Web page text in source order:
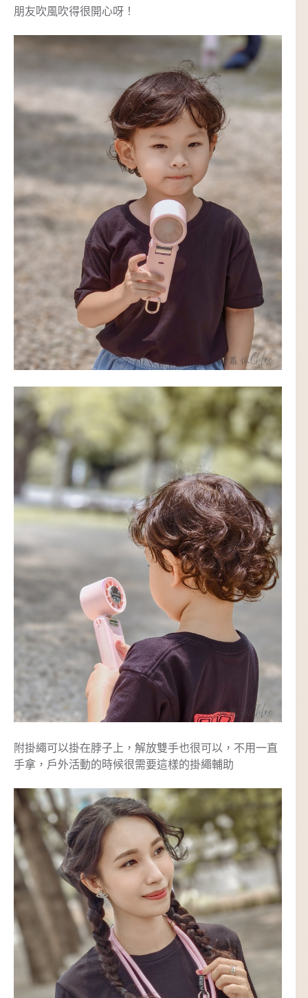
朋友吹風吹得很開心呀！
附掛繩可以掛在脖子上，解放雙手也很可以，不用一直
手拿，戶外活動的時候很需要這樣的掛繩輔助